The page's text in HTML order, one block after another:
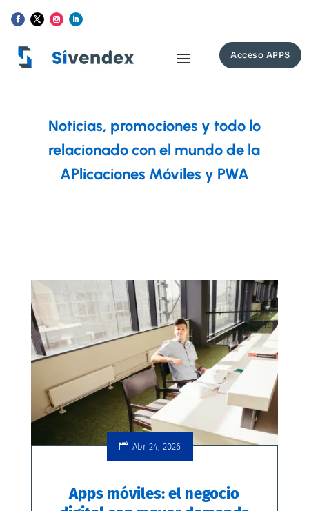
Acceso APPS
Noticias, promociones y todo lo
relacionado con el mundo de la
APlicaciones Móviles y PWA
Abr 24, 2026
Apps móviles: el negocio